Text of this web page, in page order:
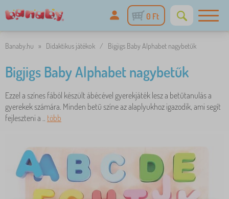
0 Ft
Banaby.hu » Didaktikus játékok / Bigjigs Baby Alphabet nagybetűk
Bigjigs Baby Alphabet nagybetűk
Ezzel a színes fából készült ábécével gyerekjáték lesz a betűtanulás a
gyerekek számára. Minden betű színe az alaplyukhoz igazodik, ami segít
fejleszteni a .. több